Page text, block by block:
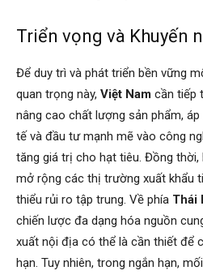
Triển vọng và Khuyến
Để duy trì và phát triển bền vững
quan trọng này, Việt Nam cần tiếp
nâng cao chất lượng sản phẩm,
tế và đầu tư mạnh mẽ vào công
tăng giá trị cho hạt tiêu. Đồng
mở rộng các thị trường xuất khẩu
thiểu rủi ro tập trung. Về phía Thái
chiến lược đa dạng hóa nguồn
xuất nội địa có thể là cần thiết để
hạn. Tuy nhiên, trong ngắn hạn,